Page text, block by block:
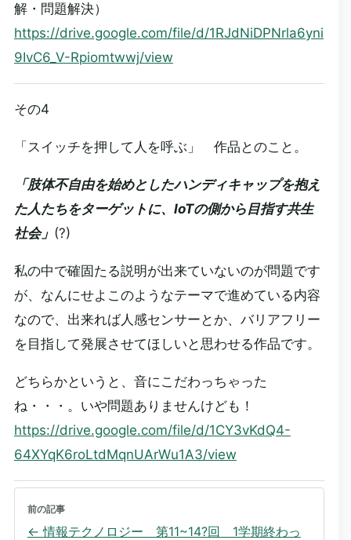
解・問題解決）
https://drive.google.com/file/d/1RJdNiDPNrla6yni
9IvC6_V-Rpiomtwwj/view
その4
「スイッチを押して人を呼ぶ」 作品とのこと。
「肢体不自由を始めとしたハンディキャップを抱え
た人たちをターゲットに、IoTの側から目指す共生
社会」 (?)
私の中で確固たる説明が出来ていないのが問題です
が、なんにせよこのようなテーマで進めている内容
なので、出来れば人感センサーとか、バリアフリー
を目指して発展させてほしいと思わせる作品です。
どちらかというと、音にこだわっちゃった
ね・・・。いや問題ありませんけども！
https://drive.google.com/file/d/1CY3vKdQ4-
64XYqK6roLtdMqnUArWu1A3/view
前の記事
←情報テクノロジー 第11~14?回 1学期終わっ